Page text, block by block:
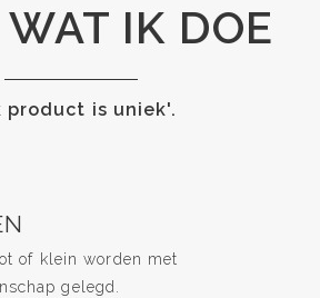
IK DOE
product is uniek'.
of klein worden met
gelegd.